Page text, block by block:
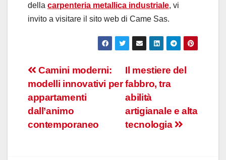
della carpenteria metallica industriale, vi
invito a visitare il sito web di Came Sas.
Navigazione
articoli
Il mestiere del
fabbro, tra
abilità
artigianale e alta
tecnologia
Camini moderni:
modelli innovativi per
appartamenti
dall’animo
contemporaneo